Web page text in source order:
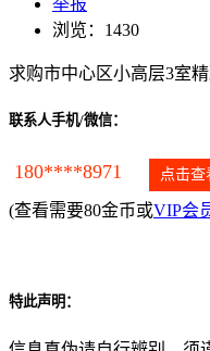
浏览：1430
求购市中心区小高层3室
联系人手机/微信：
180****8971 点击查
(查看需要80金币或VIP会
特此声明：